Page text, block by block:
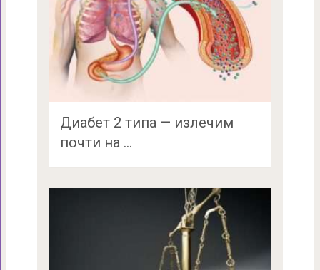
Диабет 2 типа — излечим
почти на …